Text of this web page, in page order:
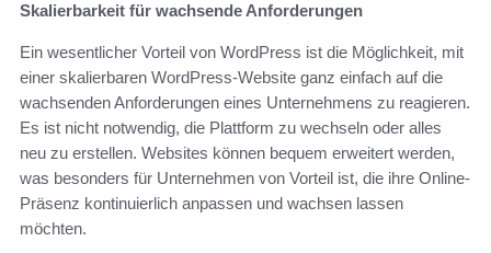
Skalierbarkeit für wachsende Anforderungen
Ein wesentlicher Vorteil von WordPress ist die Möglichkeit, mit
einer skalierbaren WordPress-Website ganz einfach auf die
wachsenden Anforderungen eines Unternehmens zu reagieren.
Es ist nicht notwendig, die Plattform zu wechseln oder alles
neu zu erstellen. Websites können bequem erweitert werden,
was besonders für Unternehmen von Vorteil ist, die ihre Online-
Präsenz kontinuierlich anpassen und wachsen lassen
möchten.